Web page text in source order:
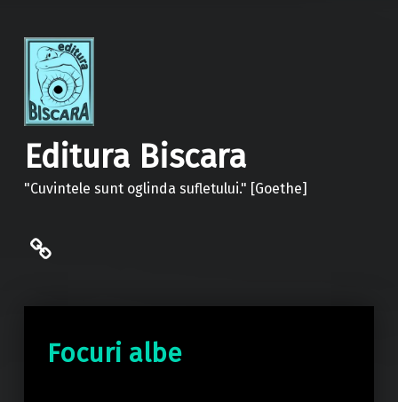
Editura Biscara
"Cuvintele sunt oglinda sufletului." [Goethe]
politica de confidentialitate
Focuri albe